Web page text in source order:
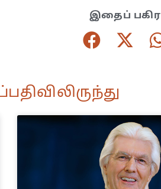
இதைப் பகிர